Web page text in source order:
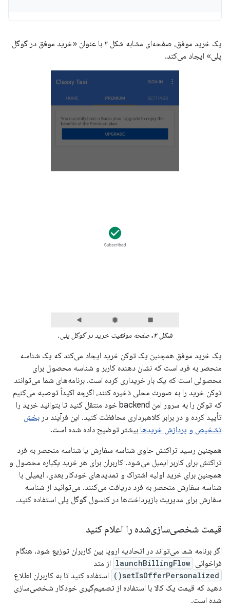
یک خرید موفق، صفحه‌ای مشابه شکل ۲ با عنوان «خرید موفق در گوگل
پلی» ایجاد می‌کند.
شکل ۲. صفحه موفقیت خرید در گوگل پلی.
یک خرید موفق همچنین یک توکن خرید ایجاد می‌کند که یک شناسه
منحصر به فرد است که نشان دهنده کاربر و شناسه محصول برای
محصولی است که یک بار خریداری کرده است. برنامه‌های شما می‌توانند
توکن خرید را به صورت محلی ذخیره کنند، اگرچه اکیداً توصیه می‌کنیم
که توکن را به سرور امن backend خود منتقل کنید تا بتوانید خرید را
تأیید کرده و در برابر کلاهبرداری محافظت کنید. این فرآیند در بخش
تشخیص و پردازش خریدها بیشتر توضیح داده شده است.
همچنین رسید تراکنش حاوی شناسه سفارش یا شناسه منحصر به فرد
تراکنش برای کاربر ایمیل می‌شود. کاربران برای هر خرید یکباره محصول و
همچنین برای خرید اولیه اشتراک و تمدیدهای خودکار بعدی، ایمیلی با
شناسه سفارش منحصر به فرد دریافت می‌کنند. می‌توانید از شناسه
سفارش برای مدیریت بازپرداخت‌ها در کنسول گوگل پلی استفاده کنید.
قیمت شخصی‌سازی‌شده را اعلام کنید
اگر برنامه شما می‌تواند در اتحادیه اروپا بین کاربران توزیع شود، هنگام
فراخوانی launchBillingFlow از متد
setIsOfferPersonalized()
استفاده کنید تا به کاربران اطلاع
دهید که قیمت یک کالا با استفاده از تصمیم‌گیری خودکار شخصی‌سازی
شده است.